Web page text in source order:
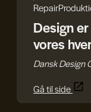
Repair
Design
vores
Dansk Design
Gå til side